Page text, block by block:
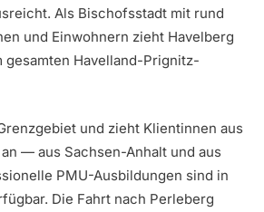
Als Bischofsstadt mit rund
und Einwohnern zieht Havelberg
gesamten Havelland-Prignitz-
und zieht Klientinnen aus
— aus Sachsen-Anhalt und aus
PMU-Ausbildungen sind in
Die Fahrt nach Perleberg